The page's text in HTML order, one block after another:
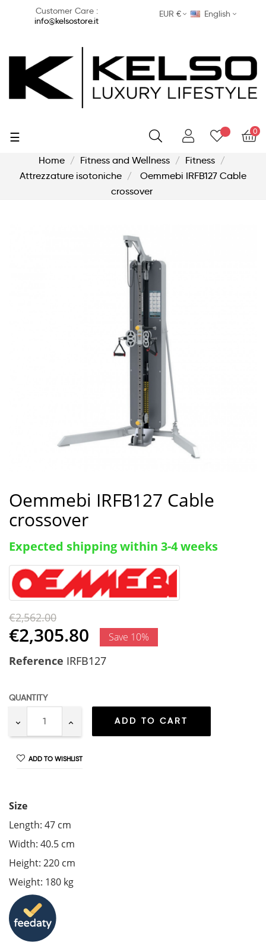
Customer Care :
info@kelsostore.it
EUR € English
0
Toggle
☰
Home Fitness and Wellness
Fitness
Attrezzature isotoniche
Oemmebi IRFB127 Cable
crossover
Oemmebi IRFB127 Cable
crossover
Expected shipping within 3-4 weeks
€2,562.00
€2,305.80 Save 10%
Reference IRFB127
QUANTITY
ADD TO CART
ADD TO WISHLIST
Size
Length: 47 cm
Width: 40.5 cm
Height: 220 cm
Weight: 180 kg